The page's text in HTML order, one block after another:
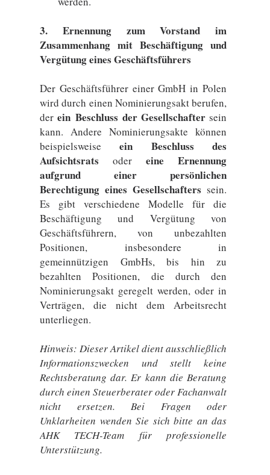
3. Ernennung zum Vorstand im
Zusammenhang mit Beschäftigung und
Vergütung eines Geschäftsführers
Der Geschäftsführer einer GmbH in Polen
wird durch einen Nominierungsakt berufen,
derein Beschluss der Gesellschaftersein
kann. Andere Nominierungsakte können
beispielsweiseein Beschluss des
Aufsichtsrats oder eine Ernennung
aufgrund einer persönlichen
Berechtigung eines Gesellschafters sein.
Es gibt verschiedene Modelle für die
Beschäftigung und Vergütung von
Geschäftsführern, von unbezahlten
Positionen, insbesondere in
gemeinnützigen GmbHs, bis hin zu
bezahlten Positionen, die durch den
Nominierungsakt geregelt werden, oder in
Verträgen, die nicht dem Arbeitsrecht
unterliegen.
Hinweis: Dieser Artikel dient ausschließlich
Informationszwecken und stellt keine
Rechtsberatung dar. Er kann die Beratung
durch einen Steuerberater oder Fachanwalt
nicht ersetzen. Bei Fragen oder
Unklarheiten wenden Sie sich bitte an das
AHK TECH-Team für professionelle
Unterstützung.